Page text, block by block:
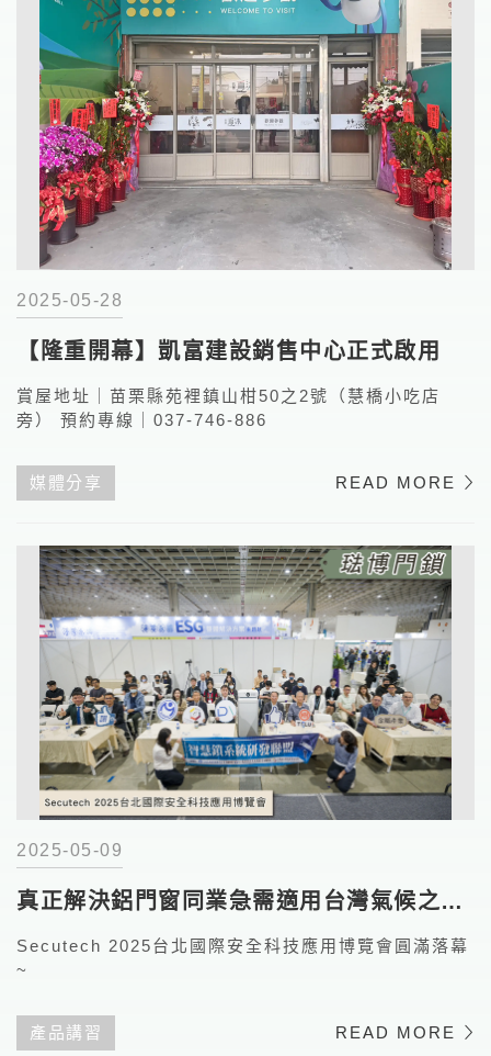
2025-05-28
【隆重開幕】凱富建設銷售中心正式啟用
賞屋地址｜苗栗縣苑裡鎮山柑50之2號（慧橋小吃店
旁） 預約專線｜037-746-886
媒體分享 READ MORE
2025-05-09
真正解決鋁門窗同業急需適用台灣氣候之產
品
Secutech 2025台北國際安全科技應用博覽會圓滿落幕
~
產品講習 READ MORE